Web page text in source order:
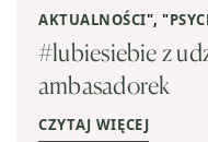
AKTUALNOŚCI", "
#lubiesiebie z
ambasadorek
CZYTAJ WIĘCEJ